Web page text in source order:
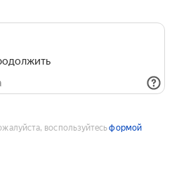
воспользуйтесьформой